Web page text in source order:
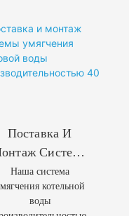
важных
задач.
нанофильтрации
24 м³/ч, чтобы
стабильное
местах, где
традиционной
инфраструктуры было
недостаточно.
технология
Поставка И
Системы
Умягчения
Воды
Наша система
котельной
воды